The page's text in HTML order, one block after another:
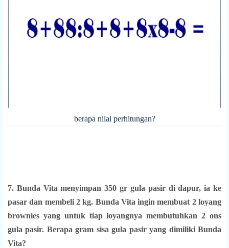
berapa nilai perhitungan?
7. Bunda Vita menyimpan 350 gr gula pasir di dapur, ia ke
pasar dan membeli 2 kg. Bunda Vita ingin membuat 2 loyang
brownies yang untuk tiap loyangnya membutuhkan 2 ons
gula pasir. Berapa gram sisa gula pasir yang dimiliki Bunda
Vita?